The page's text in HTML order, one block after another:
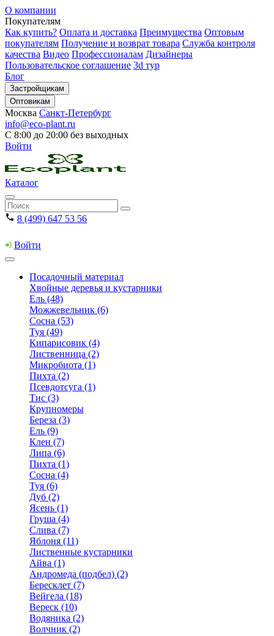
О компании
Покупателям
Как купить? Оплата и доставка Преимущества Оптовым
покупателям Получение и возврат товара Служба контроля
качества Видео Профессионалам Дизайнеры
Пользовательское соглашение 3d тур
Блог
Застройщикам
Оптовикам
Москва Санкт-Петербург
info@eco-plant.ru
С 8:00 до 20:00 без выходных
Войти
Каталог
8 (499) 647 53 56
Войти
Посадочный материал
Хвойные деревья и кустарники
Ель (48)
Можжевельник (6)
Сосна (53)
Туя (49)
Кипарисовик (4)
Лиственница (2)
Микробиота (1)
Пихта (2)
Псевдотсуга (1)
Тис (3)
Крупномеры
Береза (3)
Ель (9)
Клен (7)
Липа (6)
Пихта (1)
Сосна (4)
Туя (6)
Дуб (2)
Ясень (1)
Груша (4)
Слива (7)
Яблоня (11)
Лиственные кустарники
Айва (1)
Андромеда (подбел) (2)
Бересклет (7)
Вейгела (18)
Вереск (10)
Водяника (2)
Волчник (2)